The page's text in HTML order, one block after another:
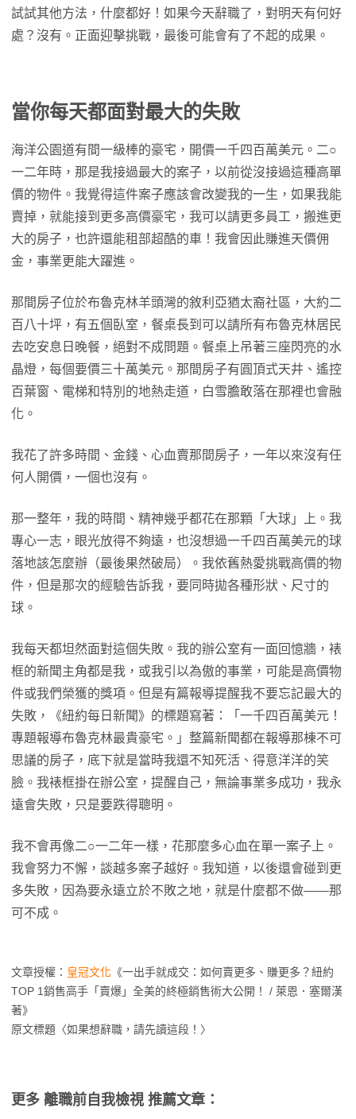
試試其他方法，什麼都好！如果今天辭職了，對明天有何好
處？沒有。正面迎擊挑戰，最後可能會有了不起的成果。
當你每天都面對最大的失敗
海洋公園道有間一級棒的豪宅，開價一千四百萬美元。二○
一二年時，那是我接過最大的案子，以前從沒接過這種高單
價的物件。我覺得這件案子應該會改變我的一生，如果我能
賣掉，就能接到更多高價豪宅，我可以請更多員工，搬進更
大的房子，也許還能租部超酷的車！我會因此賺進天價佣
金，事業更能大躍進。
那間房子位於布魯克林羊頭灣的敘利亞猶太裔社區，大約二
百八十坪，有五個臥室，餐桌長到可以請所有布魯克林居民
去吃安息日晚餐，絕對不成問題。餐桌上吊著三座閃亮的水
晶燈，每個要價三十萬美元。那間房子有圓頂式天井、遙控
百葉窗、電梯和特別的地熱走道，白雪膽敢落在那裡也會融
化。
我花了許多時間、金錢、心血賣那間房子，一年以來沒有任
何人開價，一個也沒有。
那一整年，我的時間、精神幾乎都花在那顆「大球」上。我
專心一志，眼光放得不夠遠，也沒想過一千四百萬美元的球
落地該怎麼辦（最後果然破局）。我依舊熱愛挑戰高價的物
件，但是那次的經驗告訴我，要同時拋各種形狀、尺寸的
球。
我每天都坦然面對這個失敗。我的辦公室有一面回憶牆，裱
框的新聞主角都是我，或我引以為傲的事業，可能是高價物
件或我們榮獲的獎項。但是有篇報導提醒我不要忘記最大的
失敗，《紐約每日新聞》的標題寫著：「一千四百萬美元！
專題報導布魯克林最貴豪宅。」整篇新聞都在報導那棟不可
思議的房子，底下就是當時我還不知死活、得意洋洋的笑
臉。我裱框掛在辦公室，提醒自己，無論事業多成功，我永
遠會失敗，只是要跌得聰明。
我不會再像二○一二年一樣，花那麼多心血在單一案子上。
我會努力不懈，談越多案子越好。我知道，以後還會碰到更
多失敗，因為要永遠立於不敗之地，就是什麼都不做——那
可不成。
文章授權： 皇冠文化 《一出手就成交：如何賣更多、賺更多？紐約
TOP 1銷售高手「賣爆」全美的終極銷售術大公開！ / 萊恩．塞爾漢
著》
原文標題〈如果想辭職，請先讀這段！〉
更多 離職前自我檢視 推薦文章：